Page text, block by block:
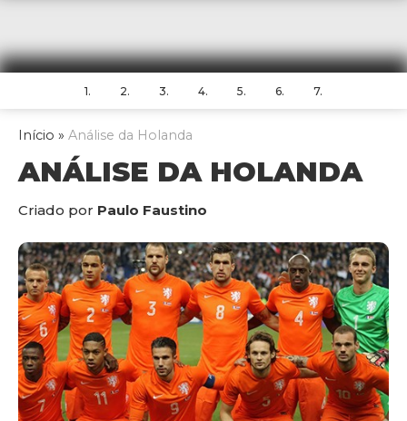
1. 2. 3. 4. 5. 6. 7.
Início » Análise da Holanda
ANÁLISE DA HOLANDA
Criado por Paulo Faustino